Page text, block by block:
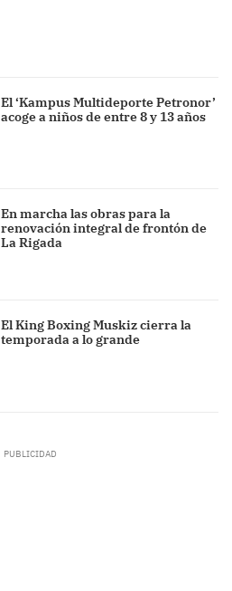
El ‘Kampus Multideporte Petronor’
acoge a niños de entre 8 y 13 años
En marcha las obras para la
renovación integral de frontón de
La Rigada
El King Boxing Muskiz cierra la
temporada a lo grande